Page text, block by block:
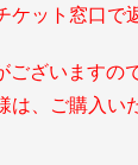
ット窓口で
ございます
、ご購入い